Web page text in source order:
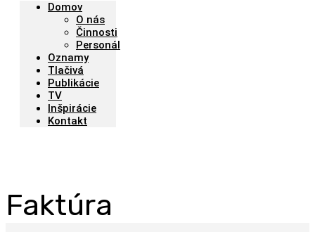
Domov
O nás
Činnosti
Personál
Oznamy
Tlačivá
Publikácie
TV
Inšpirácie
Kontakt
Faktúra